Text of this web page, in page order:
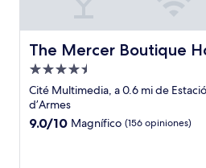
The Mercer Boutique
The Mercer Boutique Hotel
Propiedad
de
4.5
estrellas
Cité Multimedia, a 0.6 mi de
d’Armes
9.0
9.0/10 Magnífico (156 opiniones)